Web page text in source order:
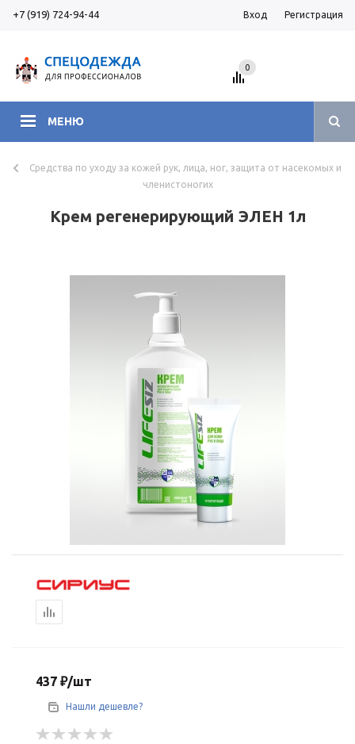
+7 (919) 724-94-44 Вход Регистрация
МЕНЮ
0
Средства по уходу за кожей рук, лица, ног, защита от насекомых и
членистоногих
Крем регенерирующий ЭЛЕН 1л
437 ₽/шт
Нашли дешевле?